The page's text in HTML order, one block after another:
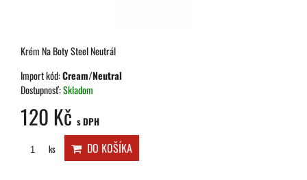
Krém Na Boty Steel Neutrál
Import kód:Cream/Neutral
Dostupnosť:Skladom
120 Kč s DPH
ks DO KOŠÍKA